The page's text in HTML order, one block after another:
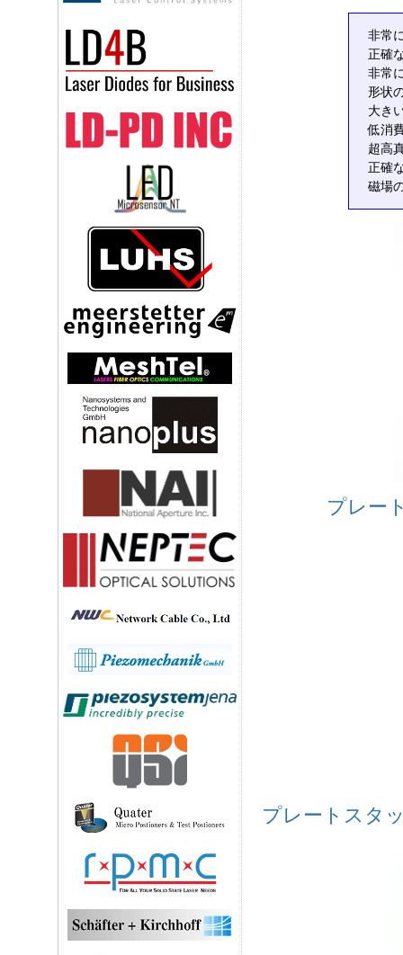
非常
正確
非常
形状
大き
低消
超高
正確
磁場
プレー
プレートスタ